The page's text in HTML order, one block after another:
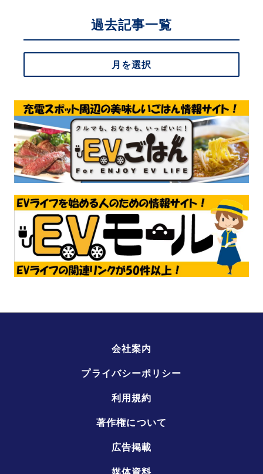
過去記事一覧
月を選択
会社案内
プライバシーポリシー
利用規約
著作権について
広告掲載